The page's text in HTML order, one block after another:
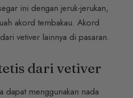
ini dengan jeruk-jerukan,
akord tembakau. Akord
vetiver lainnya di pasaran.
dari vetiver
dapat menggunakan nada